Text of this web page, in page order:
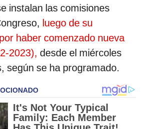
instalan las comisiones
luego de su
haber comenzado nueva
2023), desde el miércoles
según se ha programado.